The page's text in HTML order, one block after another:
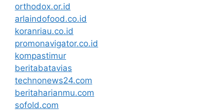
orthodox.or.id
arlaindofood.co.id
koranriau.co.id
promonavigator.co.id
kompastimur
beritabatavias
technonews24.com
beritaharianmu.com
sofold.com